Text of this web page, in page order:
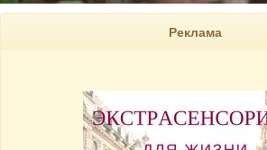
Реклама